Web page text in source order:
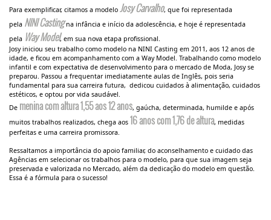
Para exemplificar, citamos a modelo Josy Carvalho, que foi representada
pela NINI Castingna infância e início da adolescência, e hoje é representada
pela Way Model, em sua nova etapa profissional.
Josy iniciou seu trabalho como modelo na NINI Casting em 2011, aos 12 anos de
idade, e ficou em acompanhamento com a Way Model. Trabalhando como modelo
infantil e com expectativa de desenvolvimento para o mercado de Moda, Josy se
preparou. Passou a frequentar imediatamente aulas de Inglês, pois seria
fundamental para sua carreira futura, dedicou cuidados à alimentação, cuidados
estéticos, e optou por vida saudável.
De menina com altura1,55 aos 12 anos, gaúcha, determinada, humilde e após
muitos trabalhos realizados, chega aos 16 anos com 1,76 de altura, medidas
perfeitas e uma carreira promissora.
Ressaltamos a importância do apoio familiar, do aconselhamento e cuidado das
Agências em selecionar os trabalhos para o modelo, para que sua imagem seja
preservada e valorizada no Mercado, além da dedicação do modelo em questão.
Essa é a fórmula para o sucesso!